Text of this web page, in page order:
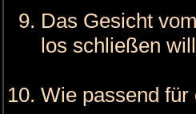
Das Gesicht
los schließen
Wie passend